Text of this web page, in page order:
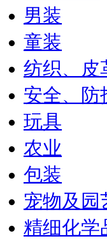
男装
童装
纺织、皮
安全、防
玩具
农业
包装
宠物及园
精细化学